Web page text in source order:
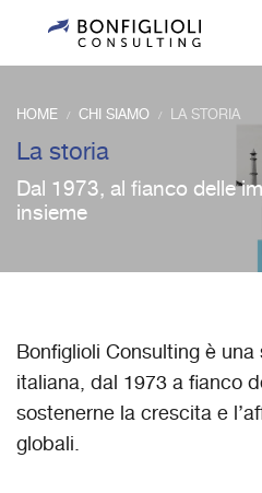
HOME / CHI SIAMO / LA STORIA
La storia
Dal 1973, al fianco delle
insieme
Bonfiglioli Consulting è
italiana, dal 1973 a fianco
sostenerne la crescita e
globali.